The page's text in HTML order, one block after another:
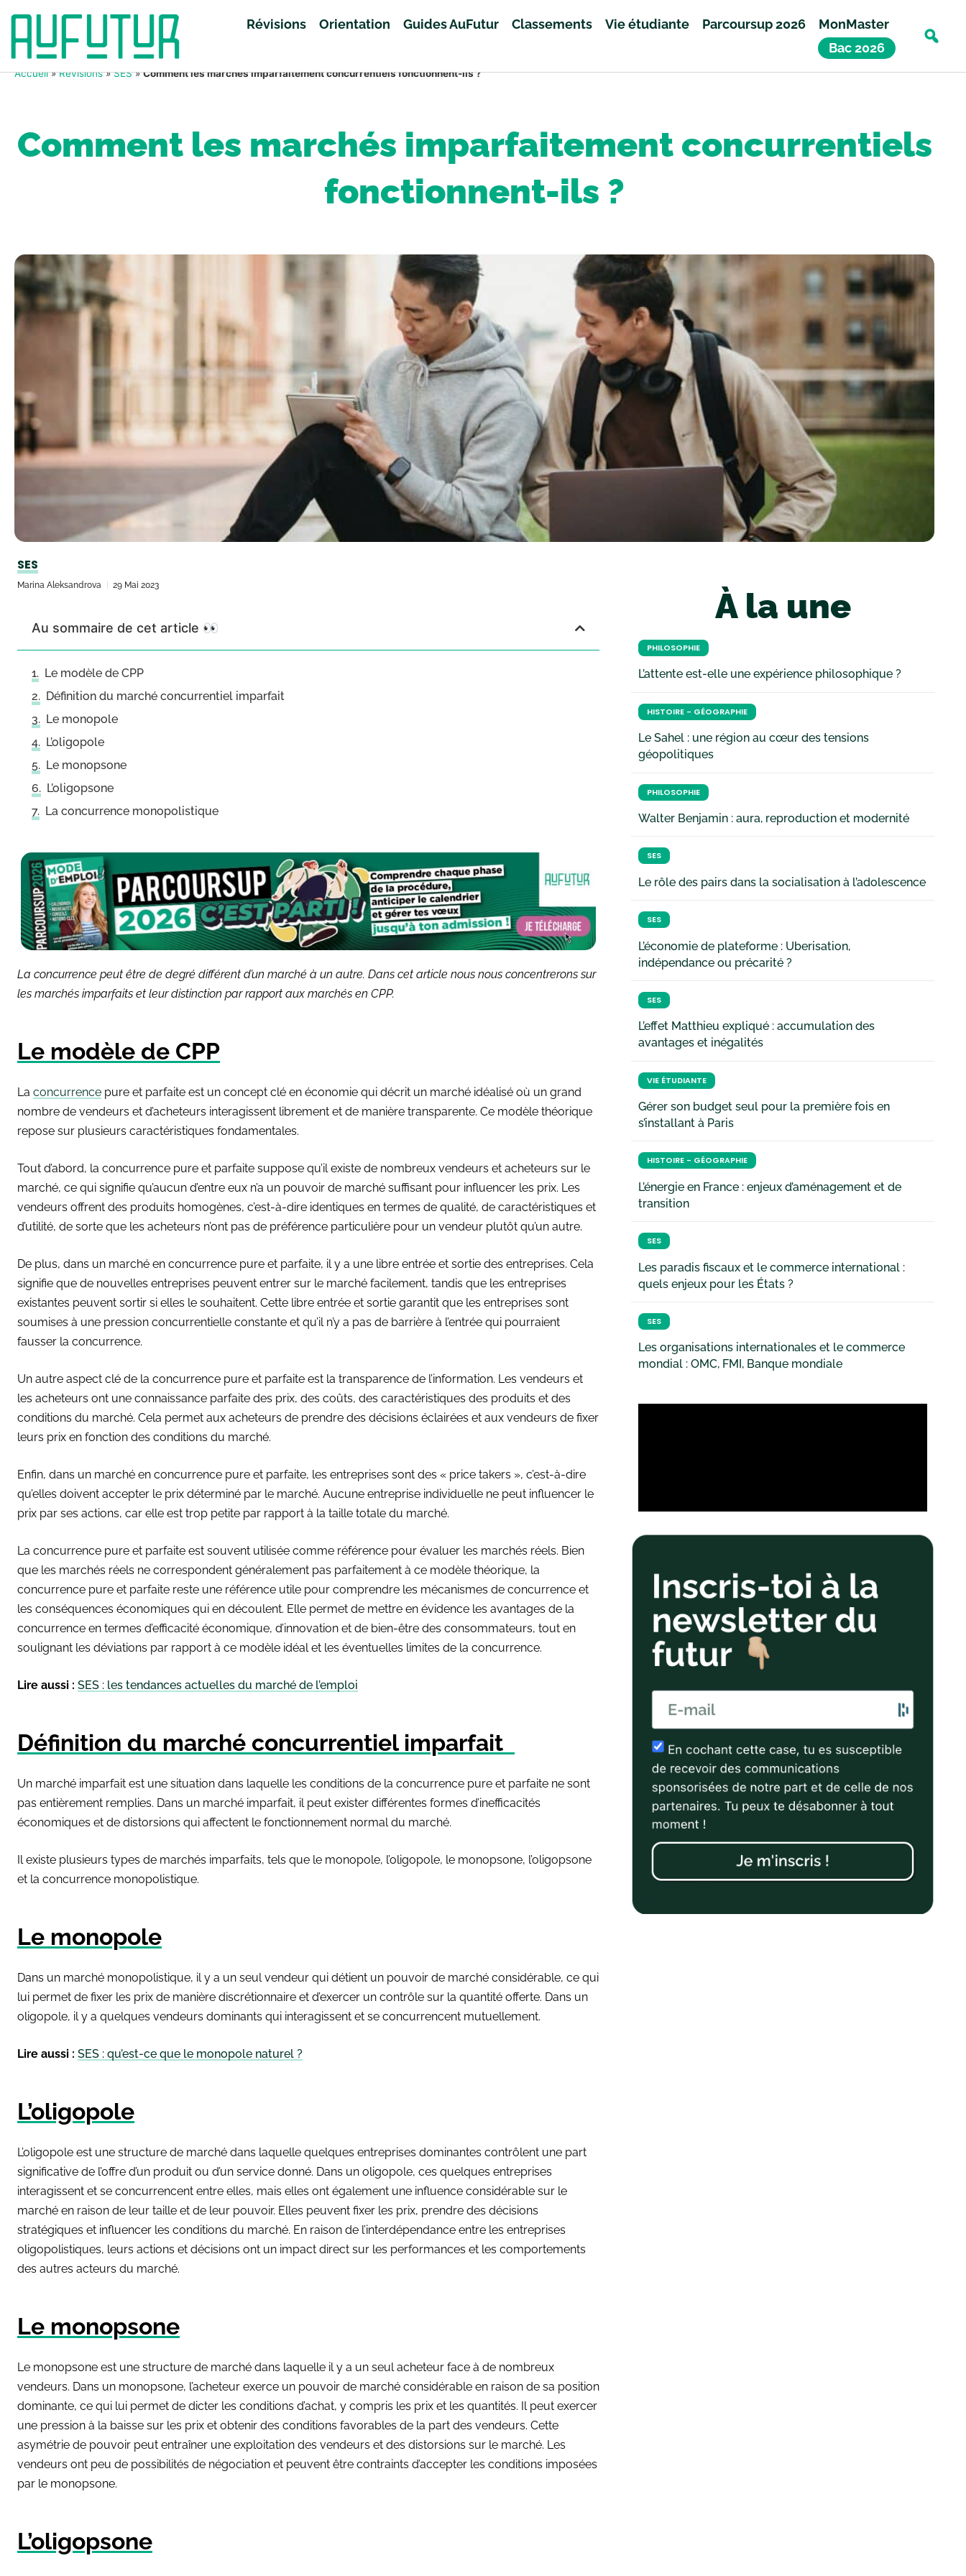
Révisions Orientation Guides AuFutur Classements Vie étudiante Parcoursup 2026
MonMaster
Bac 2026
Accueil»Révisions»SES»Comment les marchés imparfaitement concurrentiels fonctionnent-ils ?
Comment les marchés imparfaitement concurrentiels
fonctionnent-ils ?
SES
Marina Aleksandrova 29 Mai 2023
Au sommaire de cet article 👀
Le modèle de CPP
Définition du marché concurrentiel imparfait
Le monopole
L’oligopole
Le monopsone
L’oligopsone
La concurrence monopolistique
La concurrence peut être de degré différent d’un marché à un autre. Dans cet article nous nous concentrerons sur
les marchés imparfaits et leur distinction par rapport aux marchés en CPP.
Le modèle de CPP
La concurrence pure et parfaite est un concept clé en économie qui décrit un marché idéalisé où un grand
nombre de vendeurs et d’acheteurs interagissent librement et de manière transparente. Ce modèle théorique
repose sur plusieurs caractéristiques fondamentales.
Tout d’abord, la concurrence pure et parfaite suppose qu’il existe de nombreux vendeurs et acheteurs sur le
marché, ce qui signifie qu’aucun d’entre eux n’a un pouvoir de marché suffisant pour influencer les prix. Les
vendeurs offrent des produits homogènes, c’est-à-dire identiques en termes de qualité, de caractéristiques et
d’utilité, de sorte que les acheteurs n’ont pas de préférence particulière pour un vendeur plutôt qu’un autre.
De plus, dans un marché en concurrence pure et parfaite, il y a une libre entrée et sortie des entreprises. Cela
signifie que de nouvelles entreprises peuvent entrer sur le marché facilement, tandis que les entreprises
existantes peuvent sortir si elles le souhaitent. Cette libre entrée et sortie garantit que les entreprises sont
soumises à une pression concurrentielle constante et qu’il n’y a pas de barrière à l’entrée qui pourraient
fausser la concurrence.
Un autre aspect clé de la concurrence pure et parfaite est la transparence de l’information. Les vendeurs et
les acheteurs ont une connaissance parfaite des prix, des coûts, des caractéristiques des produits et des
conditions du marché. Cela permet aux acheteurs de prendre des décisions éclairées et aux vendeurs de fixer
leurs prix en fonction des conditions du marché.
Enfin, dans un marché en concurrence pure et parfaite, les entreprises sont des « price takers », c’est-à-dire
qu’elles doivent accepter le prix déterminé par le marché. Aucune entreprise individuelle ne peut influencer le
prix par ses actions, car elle est trop petite par rapport à la taille totale du marché.
La concurrence pure et parfaite est souvent utilisée comme référence pour évaluer les marchés réels. Bien
que les marchés réels ne correspondent généralement pas parfaitement à ce modèle théorique, la
concurrence pure et parfaite reste une référence utile pour comprendre les mécanismes de concurrence et
les conséquences économiques qui en découlent. Elle permet de mettre en évidence les avantages de la
concurrence en termes d’efficacité économique, d’innovation et de bien-être des consommateurs, tout en
soulignant les déviations par rapport à ce modèle idéal et les éventuelles limites de la concurrence.
Lire aussi : SES : les tendances actuelles du marché de l’emploi
Définition du marché concurrentiel imparfait
Un marché imparfait est une situation dans laquelle les conditions de la concurrence pure et parfaite ne sont
pas entièrement remplies. Dans un marché imparfait, il peut exister différentes formes d’inefficacités
économiques et de distorsions qui affectent le fonctionnement normal du marché.
Il existe plusieurs types de marchés imparfaits, tels que le monopole, l’oligopole, le monopsone, l’oligopsone
et la concurrence monopolistique.
Le monopole
Dans un marché monopolistique, il y a un seul vendeur qui détient un pouvoir de marché considérable, ce qui
lui permet de fixer les prix de manière discrétionnaire et d’exercer un contrôle sur la quantité offerte. Dans un
oligopole, il y a quelques vendeurs dominants qui interagissent et se concurrencent mutuellement.
Lire aussi : SES : qu’est-ce que le monopole naturel ?
L’oligopole
L’oligopole est une structure de marché dans laquelle quelques entreprises dominantes contrôlent une part
significative de l’offre d’un produit ou d’un service donné. Dans un oligopole, ces quelques entreprises
interagissent et se concurrencent entre elles, mais elles ont également une influence considérable sur le
marché en raison de leur taille et de leur pouvoir. Elles peuvent fixer les prix, prendre des décisions
stratégiques et influencer les conditions du marché. En raison de l’interdépendance entre les entreprises
oligopolistiques, leurs actions et décisions ont un impact direct sur les performances et les comportements
des autres acteurs du marché.
Le monopsone
Le monopsone est une structure de marché dans laquelle il y a un seul acheteur face à de nombreux
vendeurs. Dans un monopsone, l’acheteur exerce un pouvoir de marché considérable en raison de sa position
dominante, ce qui lui permet de dicter les conditions d’achat, y compris les prix et les quantités. Il peut exercer
une pression à la baisse sur les prix et obtenir des conditions favorables de la part des vendeurs. Cette
asymétrie de pouvoir peut entraîner une exploitation des vendeurs et des distorsions sur le marché. Les
vendeurs ont peu de possibilités de négociation et peuvent être contraints d’accepter les conditions imposées
par le monopsone.
L’oligopsone
À la une
PHILOSOPHIE
L’attente est-elle une expérience philosophique ?
HISTOIRE - GÉOGRAPHIE
Le Sahel : une région au cœur des tensions
géopolitiques
PHILOSOPHIE
Walter Benjamin : aura, reproduction et modernité
SES
Le rôle des pairs dans la socialisation à l’adolescence
SES
L’économie de plateforme : Uberisation,
indépendance ou précarité ?
SES
L’effet Matthieu expliqué : accumulation des
avantages et inégalités
VIE ÉTUDIANTE
Gérer son budget seul pour la première fois en
s’installant à Paris
HISTOIRE - GÉOGRAPHIE
L’énergie en France : enjeux d’aménagement et de
transition
SES
Les paradis fiscaux et le commerce international :
quels enjeux pour les États ?
SES
Les organisations internationales et le commerce
mondial : OMC, FMI, Banque mondiale